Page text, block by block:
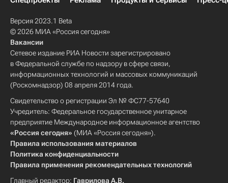
Версия 2023.1 Beta
© 2026 МИА «Россия сегодня»
Вакансии
Сетевое издание РИА Новости зарегистрировано
в Федеральной службе по надзору в сфере связи,
информационных технологий и массовых коммуникаций
(Роскомнадзор) 08 апреля 2014 года.
Свидетельство о регистрации Эл № ФС77-57640
Учредитель: Федеральное государственное унитарное
предприятие Международное информационное агентство
«Россия сегодня» (МИА «Россия сегодня»).
Правила использования материалов
Политика конфиденциальности
Правила применения рекомендательных технологий
Главный редактор: Гаврилова А.В.